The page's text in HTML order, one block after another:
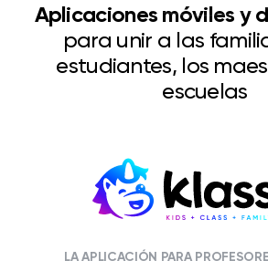
Crear mi cuenta
Iniciar sesión
Aplicaciones móviles y
para unir a las
estudiantes, los
escuelas
LA APLICACIÓN PARA